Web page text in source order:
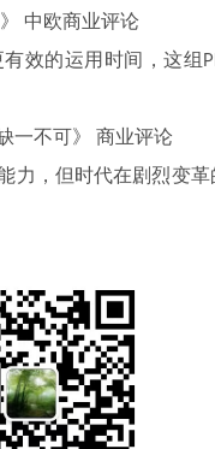
中欧商业评论
效的运用时间，这组
一不可》 商业评论
，但时代在剧烈变革